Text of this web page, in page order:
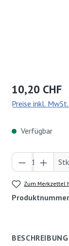
Regulärer Preis:
10,20 CHF
Preise inkl.
Verfügbar
Produkt Stk
Zum Merkzettel
BESCHREIBUNG